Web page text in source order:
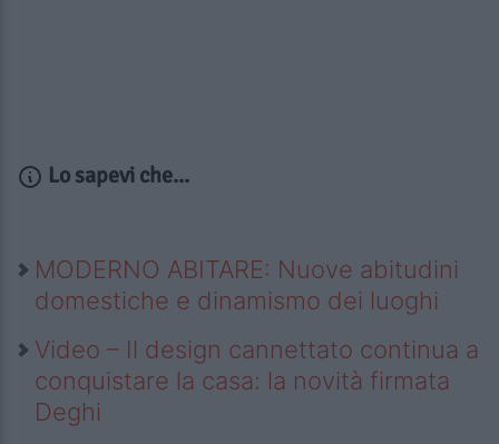
Lo sapevi che...
MODERNO ABITARE: Nuove abitudini
domestiche e dinamismo dei luoghi
Video – Il design cannettato continua a
conquistare la casa: la novità firmata
Deghi